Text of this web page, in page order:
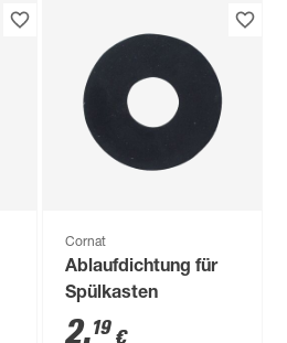
Cornat
Ablaufdichtung für
Spülkasten
2,19 €